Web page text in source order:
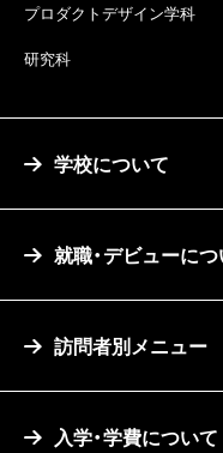
プロダクトデザイン学科
研究科
学校について
就職・デビューに
訪問者別メニュー
入学・学費について